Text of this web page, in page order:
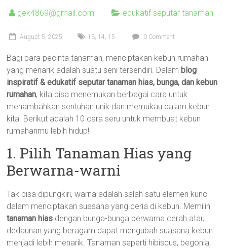
gek4869@gmail.com edukatif seputar tanaman
August 5, 2025 13, 14, 15 0 Comment
Bagi para pecinta tanaman, menciptakan kebun rumahan
yang menarik adalah suatu seni tersendiri. Dalam blog
inspiratif & edukatif seputar tanaman hias, bunga, dan kebun
rumahan, kita bisa menemukan berbagai cara untuk
menambahkan sentuhan unik dan memukau dalam kebun
kita. Berikut adalah 10 cara seru untuk membuat kebun
rumahanmu lebih hidup!
1. Pilih Tanaman Hias yang
Berwarna-warni
Tak bisa dipungkiri, warna adalah salah satu elemen kunci
dalam menciptakan suasana yang ceria di kebun. Memilih
tanaman hias dengan bunga-bunga berwarna cerah atau
dedaunan yang beragam dapat mengubah suasana kebun
menjadi lebih menarik. Tanaman seperti hibiscus, begonia,